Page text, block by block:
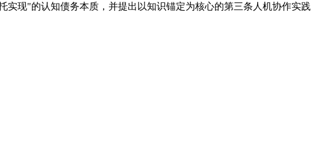
现"的认知债务本质，并提出以知识锚定为核心的第三条人机协作实践